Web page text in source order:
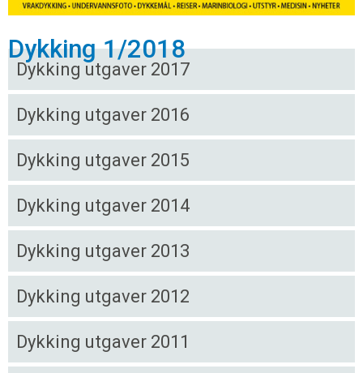
Dykking 1/2018
Dykking utgaver 2017
Dykking utgaver 2016
Dykking utgaver 2015
Dykking utgaver 2014
Dykking utgaver 2013
Dykking utgaver 2012
Dykking utgaver 2011